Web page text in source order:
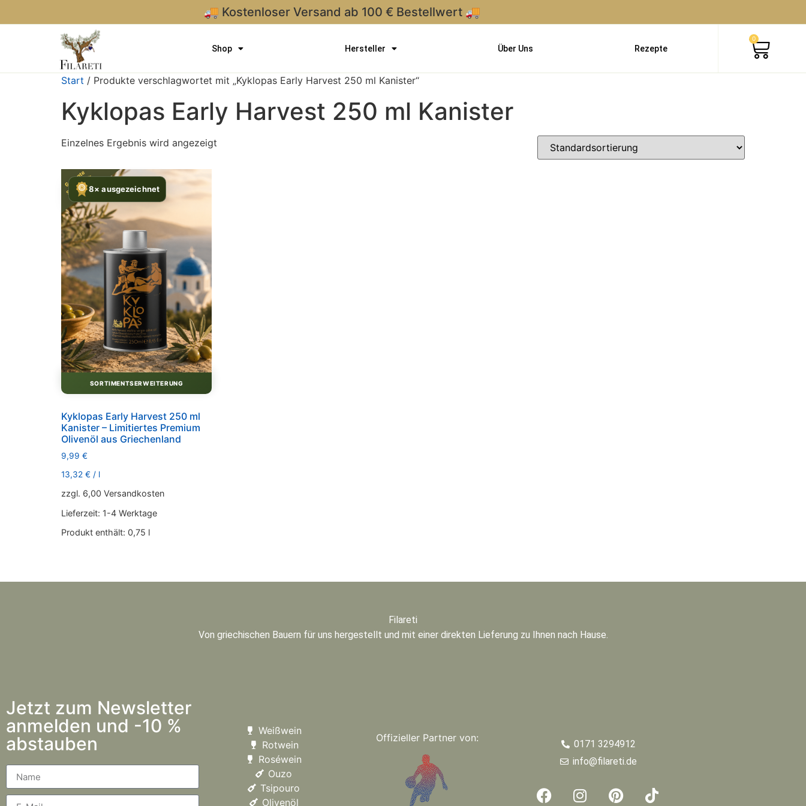
🚚 Kostenloser Versand ab 100 € Bestellwert 🚚
Shop Hersteller Über Uns Rezepte
0
Start / Produkte verschlagwortet mit „Kyklopas Early Harvest 250 ml Kanister“
Kyklopas Early Harvest 250 ml Kanister
Einzelnes Ergebnis wird angezeigt
8× ausgezeichnet
SORTIMENTSERWEITERUNG
Kyklopas Early Harvest 250 ml
Kanister – Limitiertes Premium
Olivenöl aus Griechenland
9,99 €
13,32 € / l
zzgl. 6,00 Versandkosten
Lieferzeit: 1-4 Werktage
Produkt enthält: 0,75 l
Filareti
Von griechischen Bauern für uns hergestellt und mit einer direkten Lieferung zu Ihnen nach Hause.
Jetzt zum Newsletter
anmelden und -10 %
abstauben
Weißwein
Rotwein
Roséwein
Ouzo
Tsipouro
Olivenöl
Offizieller Partner von:
0171 3294912
info@filareti.de